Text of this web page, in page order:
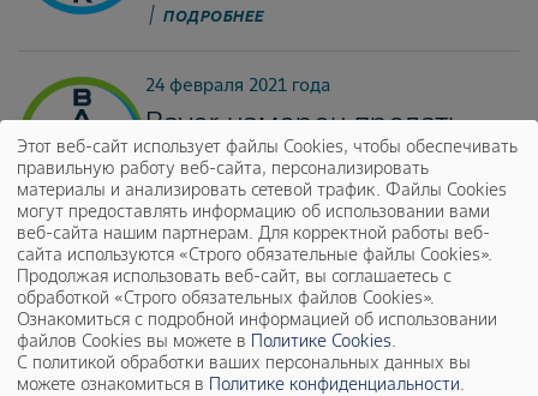
ПОДРОБНЕЕ
24 февраля 2021 года
Bayer намерен продать
свое подразделение
Environmental Science
Professional и усилить
управляющий совет
дивизиона Crop Science
ПОДРОБНЕЕ
Этот веб-сайт использует файлы Cookies, чтобы обеспечивать
правильную работу веб-сайта, персонализировать
материалы и анализировать сетевой трафик. Файлы Cookies
могут предоставлять информацию об использовании вами
веб-сайта нашим партнерам. Для корректной работы веб-
сайта используются «Строго обязательные файлы Cookies».
Продолжая использовать веб-сайт, вы соглашаетесь с
обработкой «Строго обязательных файлов Cookies».
Ознакомиться с подробной информацией об использовании
файлов Cookies вы можете в Политике Cookies.
С политикой обработки ваших персональных данных вы
можете ознакомиться в Политике конфиденциальности.